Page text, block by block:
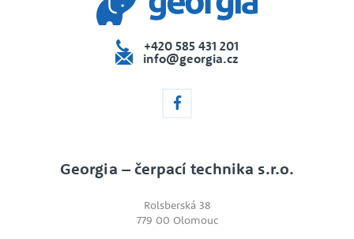
+420 585 431 201
info@georgia.cz
Georgia – čerpací technika s.r.o.
Rolsberská 38
779 00 Olomouc